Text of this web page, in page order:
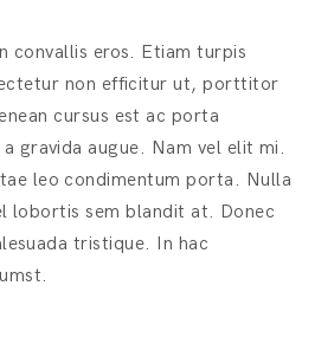
convallis eros. Etiam turpis
non efficitur ut, porttitor
cursus est ac porta
gravida augue. Nam vel elit mi.
leo condimentum porta. Nulla
lobortis sem blandit at. Donec
tristique. In hac